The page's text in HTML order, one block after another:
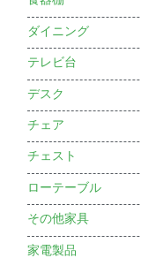
ダイニング
テレビ台
デスク
チェア
チェスト
ローテーブル
その他家具
家電製品